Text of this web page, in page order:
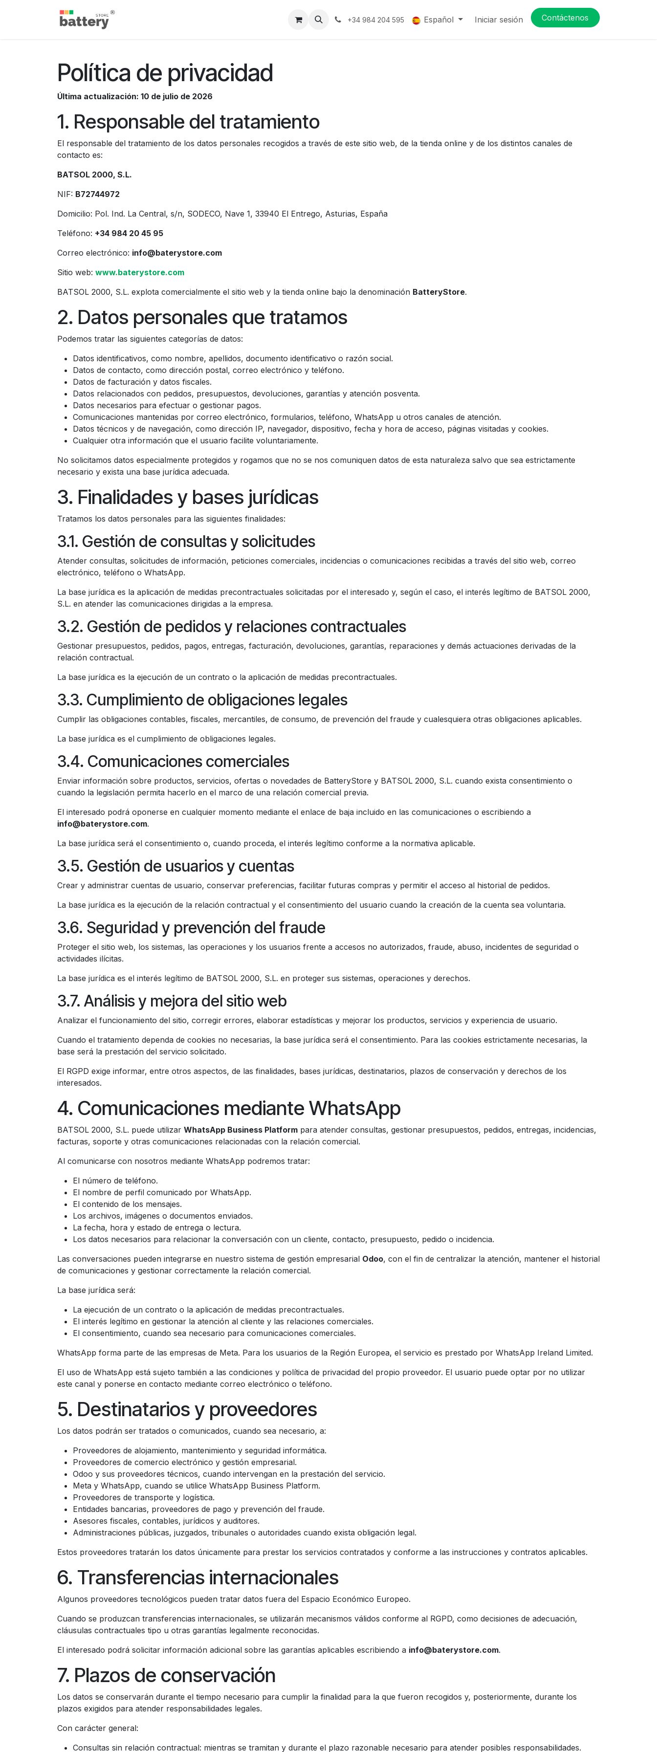
+34 984 204 595 Español Iniciar sesión Contáctenos
Política de privacidad
Última actualización: 10 de julio de 2026
1. Responsable del tratamiento
El responsable del tratamiento de los datos personales recogidos a través de este sitio web, de la tienda online y de los distintos canales de
contacto es:
BATSOL 2000, S.L.
NIF: B72744972
Domicilio: Pol. Ind. La Central, s/n, SODECO, Nave 1, 33940 El Entrego, Asturias, España
Teléfono: +34 984 20 45 95
Correo electrónico: info@baterystore.com
Sitio web: www.baterystore.com
BATSOL 2000, S.L. explota comercialmente el sitio web y la tienda online bajo la denominación BatteryStore.
2. Datos personales que tratamos
Podemos tratar las siguientes categorías de datos:
Datos identificativos, como nombre, apellidos, documento identificativo o razón social.
Datos de contacto, como dirección postal, correo electrónico y teléfono.
Datos de facturación y datos fiscales.
Datos relacionados con pedidos, presupuestos, devoluciones, garantías y atención posventa.
Datos necesarios para efectuar o gestionar pagos.
Comunicaciones mantenidas por correo electrónico, formularios, teléfono, WhatsApp u otros canales de atención.
Datos técnicos y de navegación, como dirección IP, navegador, dispositivo, fecha y hora de acceso, páginas visitadas y cookies.
Cualquier otra información que el usuario facilite voluntariamente.
No solicitamos datos especialmente protegidos y rogamos que no se nos comuniquen datos de esta naturaleza salvo que sea estrictamente
necesario y exista una base jurídica adecuada.
3. Finalidades y bases jurídicas
Tratamos los datos personales para las siguientes finalidades:
3.1. Gestión de consultas y solicitudes
Atender consultas, solicitudes de información, peticiones comerciales, incidencias o comunicaciones recibidas a través del sitio web, correo
electrónico, teléfono o WhatsApp.
La base jurídica es la aplicación de medidas precontractuales solicitadas por el interesado y, según el caso, el interés legítimo de BATSOL 2000,
S.L. en atender las comunicaciones dirigidas a la empresa.
3.2. Gestión de pedidos y relaciones contractuales
Gestionar presupuestos, pedidos, pagos, entregas, facturación, devoluciones, garantías, reparaciones y demás actuaciones derivadas de la
relación contractual.
La base jurídica es la ejecución de un contrato o la aplicación de medidas precontractuales.
3.3. Cumplimiento de obligaciones legales
Cumplir las obligaciones contables, fiscales, mercantiles, de consumo, de prevención del fraude y cualesquiera otras obligaciones aplicables.
La base jurídica es el cumplimiento de obligaciones legales.
3.4. Comunicaciones comerciales
Enviar información sobre productos, servicios, ofertas o novedades de BatteryStore y BATSOL 2000, S.L. cuando exista consentimiento o
cuando la legislación permita hacerlo en el marco de una relación comercial previa.
El interesado podrá oponerse en cualquier momento mediante el enlace de baja incluido en las comunicaciones o escribiendo a
info@baterystore.com.
La base jurídica será el consentimiento o, cuando proceda, el interés legítimo conforme a la normativa aplicable.
3.5. Gestión de usuarios y cuentas
Crear y administrar cuentas de usuario, conservar preferencias, facilitar futuras compras y permitir el acceso al historial de pedidos.
La base jurídica es la ejecución de la relación contractual y el consentimiento del usuario cuando la creación de la cuenta sea voluntaria.
3.6. Seguridad y prevención del fraude
Proteger el sitio web, los sistemas, las operaciones y los usuarios frente a accesos no autorizados, fraude, abuso, incidentes de seguridad o
actividades ilícitas.
La base jurídica es el interés legítimo de BATSOL 2000, S.L. en proteger sus sistemas, operaciones y derechos.
3.7. Análisis y mejora del sitio web
Analizar el funcionamiento del sitio, corregir errores, elaborar estadísticas y mejorar los productos, servicios y experiencia de usuario.
Cuando el tratamiento dependa de cookies no necesarias, la base jurídica será el consentimiento. Para las cookies estrictamente necesarias, la
base será la prestación del servicio solicitado.
El RGPD exige informar, entre otros aspectos, de las finalidades, bases jurídicas, destinatarios, plazos de conservación y derechos de los
interesados.
4. Comunicaciones mediante WhatsApp
BATSOL 2000, S.L. puede utilizar WhatsApp Business Platform para atender consultas, gestionar presupuestos, pedidos, entregas, incidencias,
facturas, soporte y otras comunicaciones relacionadas con la relación comercial.
Al comunicarse con nosotros mediante WhatsApp podremos tratar:
El número de teléfono.
El nombre de perfil comunicado por WhatsApp.
El contenido de los mensajes.
Los archivos, imágenes o documentos enviados.
La fecha, hora y estado de entrega o lectura.
Los datos necesarios para relacionar la conversación con un cliente, contacto, presupuesto, pedido o incidencia.
Las conversaciones pueden integrarse en nuestro sistema de gestión empresarial Odoo, con el fin de centralizar la atención, mantener el historial
de comunicaciones y gestionar correctamente la relación comercial.
La base jurídica será:
La ejecución de un contrato o la aplicación de medidas precontractuales.
El interés legítimo en gestionar la atención al cliente y las relaciones comerciales.
El consentimiento, cuando sea necesario para comunicaciones comerciales.
WhatsApp forma parte de las empresas de Meta. Para los usuarios de la Región Europea, el servicio es prestado por WhatsApp Ireland Limited.
El uso de WhatsApp está sujeto también a las condiciones y política de privacidad del propio proveedor. El usuario puede optar por no utilizar
este canal y ponerse en contacto mediante correo electrónico o teléfono.
5. Destinatarios y proveedores
Los datos podrán ser tratados o comunicados, cuando sea necesario, a:
Proveedores de alojamiento, mantenimiento y seguridad informática.
Proveedores de comercio electrónico y gestión empresarial.
Odoo y sus proveedores técnicos, cuando intervengan en la prestación del servicio.
Meta y WhatsApp, cuando se utilice WhatsApp Business Platform.
Proveedores de transporte y logística.
Entidades bancarias, proveedores de pago y prevención del fraude.
Asesores fiscales, contables, jurídicos y auditores.
Administraciones públicas, juzgados, tribunales o autoridades cuando exista obligación legal.
Estos proveedores tratarán los datos únicamente para prestar los servicios contratados y conforme a las instrucciones y contratos aplicables.
6. Transferencias internacionales
Algunos proveedores tecnológicos pueden tratar datos fuera del Espacio Económico Europeo.
Cuando se produzcan transferencias internacionales, se utilizarán mecanismos válidos conforme al RGPD, como decisiones de adecuación,
cláusulas contractuales tipo u otras garantías legalmente reconocidas.
El interesado podrá solicitar información adicional sobre las garantías aplicables escribiendo a info@baterystore.com.
7. Plazos de conservación
Los datos se conservarán durante el tiempo necesario para cumplir la finalidad para la que fueron recogidos y, posteriormente, durante los
plazos exigidos para atender responsabilidades legales.
Con carácter general:
Consultas sin relación contractual: mientras se tramitan y durante el plazo razonable necesario para atender posibles responsabilidades.